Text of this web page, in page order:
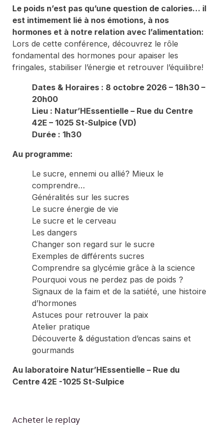
Le poids n’est pas qu’une question de calories… il
est intimement lié à nos émotions, à nos
hormones et à notre relation avec l’alimentation:
Lors de cette conférence, découvrez le rôle
fondamental des hormones pour apaiser les
fringales, stabiliser l’énergie et retrouver l’équilibre!
Dates & Horaires : 8 octobre 2026 – 18h30 –
20h00
Lieu : Natur’HEssentielle – Rue du Centre
42E – 1025 St-Sulpice (VD)
Durée : 1h30
Au programme:
Le sucre, ennemi ou allié? Mieux le
comprendre…
Généralités sur les sucres
Le sucre énergie de vie
Le sucre et le cerveau
Les dangers
Changer son regard sur le sucre
Exemples de différents sucres
Comprendre sa glycémie grâce à la science
Pourquoi vous ne perdez pas de poids ?
Signaux de la faim et de la satiété, une histoire
d’hormones
Astuces pour retrouver la paix
Atelier pratique
Découverte & dégustation d’encas sains et
gourmands
Au laboratoire Natur’HEssentielle – Rue du
Centre 42E -1025 St-Sulpice
Acheter le replay